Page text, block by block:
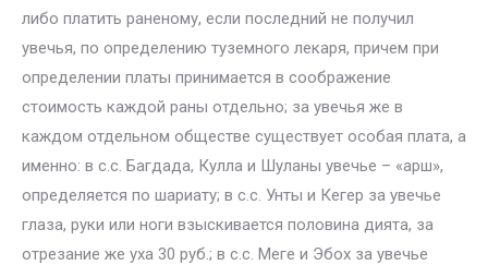
либо платить раненому, если последний не получил
увечья, по определению туземного лекаря, причем при
определении платы принимается в соображение
стоимость каждой раны отдельно; за увечья же в
каждом отдельном обществе существует особая плата, а
именно: в с.с. Багдада, Кулла и Шуланы увечье – «арш»,
определяется по шариату; в с.с. Унты и Кегер за увечье
глаза, руки или ноги взыскивается половина дията, за
отрезание же уха 30 руб.; в с.с. Меге и Эбох за увечье